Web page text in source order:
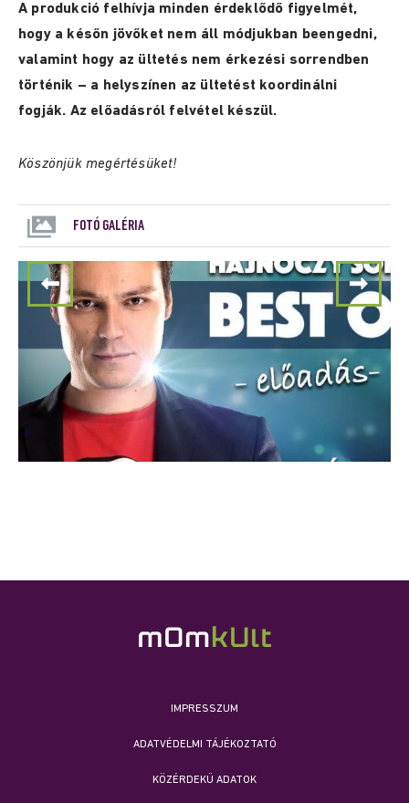
A produkció felhívja minden érdeklődő figyelmét,
hogy a későn jövőket nem áll módjukban beengedni,
valamint hogy az ültetés nem érkezési sorrendben
történik – a helyszínen az ültetést koordinálni
fogják. Az előadásról felvétel készül.
Köszönjük megértésüket!
FOTÓ GALÉRIA
IMPRESSZUM
ADATVÉDELMI TÁJÉKOZTATÓ
KÖZÉRDEKŰ ADATOK